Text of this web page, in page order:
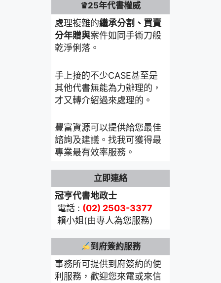
♛25年代書權威
處理複雜的繼承分割、買賣
分年贈與案件如同手術刀般
乾淨俐落。
手上接的不少CASE甚至是
其他代書無能為力辦理的，
才又轉介紹過來處理的。
豐富資源可以提供給您最佳
諮詢及建議。找我可獲得最
專業最有效率服務。
立即連絡
冠亨代書地政士
電話 : (02) 2503-3377
賴小姐(由專人為您服務)
到府簽約服務
事務所可提供到府簽約的便
利服務，歡迎您來電或來信